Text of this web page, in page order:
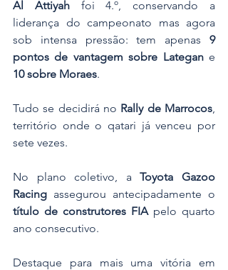
Al Attiyah foi 4.º, conservando a
liderança do campeonato mas agora
sob intensa pressão: tem apenas 9
pontos de vantagem sobre Lategan
10 sobre Moraes.
Tudo se decidirá no Rally de Marrocos,
território onde o qatari já venceu por
sete vezes.
No plano coletivo, a Toyota Gazoo
Racing
título de construtores FIA pelo quarto
ano consecutivo.
Destaque para mais uma vitória em